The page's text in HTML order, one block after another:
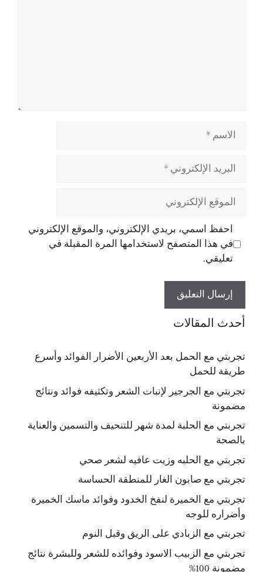
الاسم
البريد
الإلكتروني
الموقع
الإلكتروني
احفظ اسمي، بريدي الإلكتروني، والموقع الإلكتروني
في هذا المتصفح لاستخدامها المرة المقبلة في
تعليقي.
أحدث المقالات
تجربتي مع الحمل بعد الأربعين الأضرار الفوائد وأسرع
طريقة للحمل
تجربتي مع الجرجير لإنبات الشعر وتكثيفه فوائد ونتائج
مضمونة
تجربتي مع الحلبة لمدة شهر للتنحيف والتسمين والعناية
بالصحة
تجربتي مع الحلبه وزيت عافيه لشعر صحي
تجربتي مع صابون الغار للمنطقة الحساسة
تجربتي مع الخميرة لنفخ الخدود وفوائد ماسك الخميرة
وأضراره للوجه
تجربتي مع الزبادي على الريق وقبل النوم
تجربتي مع الزبيب الاسود وفوائده للشعر وللبشرة نتائج
مضمونة 100%